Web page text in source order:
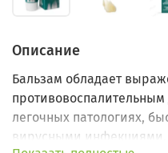
Описание
Бальзам обладает
легочных патологиях,
вирусными инфекциями.